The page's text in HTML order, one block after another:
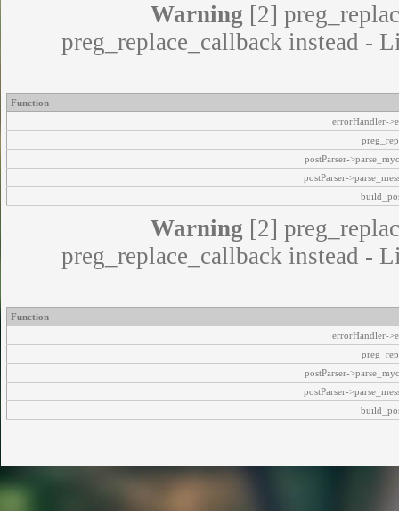
Warning [2]
preg_replace_callback instead -
Function
errorHandler-
postParser-
postParser-
Warning [2]
preg_replace_callback instead -
Function
errorHandler-
postParser-
postParser-